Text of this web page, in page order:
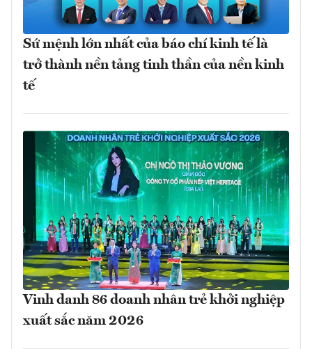
Sứ mệnh lớn nhất của báo chí kinh tế là
trở thành nền tảng tinh thần của nền kinh
tế
Vinh danh 86 doanh nhân trẻ khởi nghiệp
xuất sắc năm 2026